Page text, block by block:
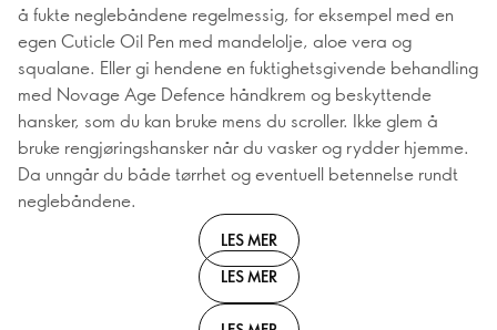
å fukte neglebåndene regelmessig, for eksempel med en
egen Cuticle Oil Pen med mandelolje, aloe vera og
squalane. Eller gi hendene en fuktighetsgivende behandling
med Novage Age Defence håndkrem og beskyttende
hansker, som du kan bruke mens du scroller. Ikke glem å
bruke rengjøringshansker når du vasker og rydder hjemme.
Da unngår du både tørrhet og eventuell betennelse rundt
neglebåndene.
LES MER
LES MER